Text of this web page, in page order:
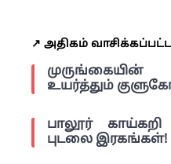
↗️ அதிகம்
முருங்கையின்
உயர்த்தும்
பாலூர்
புடலை இரகங்கள்!